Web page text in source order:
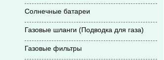
Солнечные батареи
Газовые шланги (Подводка для газа)
Газовые фильтры